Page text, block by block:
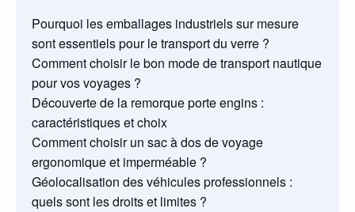
Pourquoi les emballages industriels sur mesure
sont essentiels pour le transport du verre ?
Comment choisir le bon mode de transport nautique
pour vos voyages ?
Découverte de la remorque porte engins :
caractéristiques et choix
Comment choisir un sac à dos de voyage
ergonomique et imperméable ?
Géolocalisation des véhicules professionnels :
quels sont les droits et limites ?